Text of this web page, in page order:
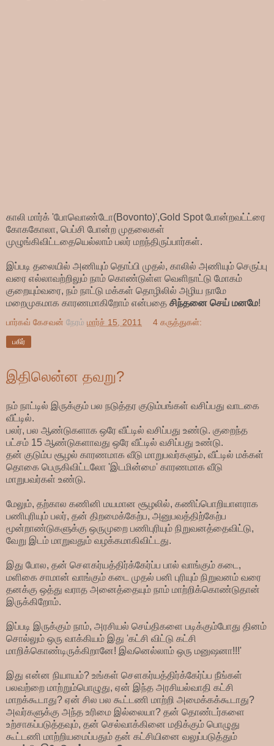
காலி மார்க் 'போவொண்டோ(Bovonto)',Gold Spot போன்றவட்ட்ரை
கோககோலா, பெப்சி போன்ற முதலைகள்
முழுங்கிவிட்டதையெல்லாம் பலர் மறந்திருப்பார்கள்.
இப்படி தலையில் அணியும் தொப்பி முதல், காலில் அணியும் செருப்பு
வரை எல்லாவற்றிலும் நாம் கொண்டுள்ள வெளிநாட்டு மோகம்
குறையும்வரை, நம் நாட்டு மக்கள் தொழிலில் அழிய நாமே
மறைமுகமாக காரணமாகிறோம் என்பதை சிந்தனை செய் மனமே!
பார்கவ் கேசவன் நேரம் மார்ச் 15, 2011 4 கருத்துகள்:
பகிர்
இதிலென்ன தவறு?
நம் நாட்டில் இருக்கும் பல நடுத்தர குடும்பங்கள் வசிப்பது வாடகை
வீட்டில்.
பலர், பல ஆண்டுகளாக ஒரே வீட்டில் வசிப்பது உண்டு. குறைந்த
பட்சம் 15 ஆண்டுகளாவது ஒரே வீட்டில் வசிப்பது உண்டு.
தன் குடும்ப சூழல் காரணமாக வீடு மாறுபவர்களும், வீட்டில் மக்கள்
தொகை பெருகிவிட்டலோ 'இடமின்மை' காரணமாக வீடு
மாறுபவர்கள் உண்டு.
மேலும், தற்கால கணினி மயமான சூழலில், கணிப்பொறியாளராக
பணிபுரியும் பலர், தன் திறமைக்கேற்ப, அனுபவத்திற்கேற்ப
மூன்றாண்டுகளுக்கு ஒருமுறை பணிபுரியும் நிறுவனத்தைவிட்டு,
வேறு இடம் மாறுவதும் வழக்கமாகிவிட்டது.
இது போல, தன் சௌகர்யத்திர்க்கேர்ப்ப பால் வாங்கும் கடை,
மளிகை சாமான் வாங்கும் கடை முதல் பனி புரியும் நிறுவனம் வரை
தனக்கு ஒத்து வராத அனைத்தையும் நாம் மாற்றிக்கொண்டுதான்
இருக்கிறோம்.
இப்படி இருக்கும் நாம், அரசியல் செய்திகளை படிக்கும்போது தினம்
சொல்லும் ஒரு வாக்கியம் இது 'கட்சி விட்டு கட்சி
மாறிக்கொண்டிருக்கிறானே! இவனெல்லாம் ஒரு மனுஷனா!!!'
இது என்ன நியாயம்? உங்கள் சௌகர்யத்திர்க்கேர்ப்ப நீங்கள்
பலவற்றை மாற்றும்பொழுது, ஏன் இந்த அரசியல்வாதி கட்சி
மாறக்கூடாது? ஏன் சில பல கூட்டணி மாற்றி அமைக்கக்கூடாது?
அவர்களுக்கு அந்த உரிமை இல்லையா? தன் தொண்டர்களை
உற்சாகப்படுத்தவும், தன் செல்வாக்கினை மதிக்கும் பொழுது
கூட்டணி மாற்றியமைப்பதும் தன் கட்சியினை வலுப்படுத்தும்